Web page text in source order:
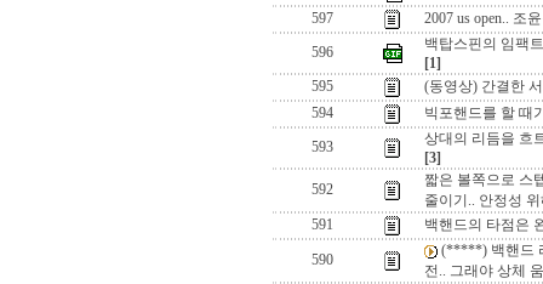
597
2007 us open.. 조
596
백탑스핀의 임팩
[1]
595
(동영상) 간결한
594
빅포핸드를 할 때
593
상대의 리듬을 흐
[3]
592
짧은 볼쪽으로 스
줄이기.. 안정성
591
백핸드의 타점은
590
(*****) 백핸드
전.. 그래야 상체